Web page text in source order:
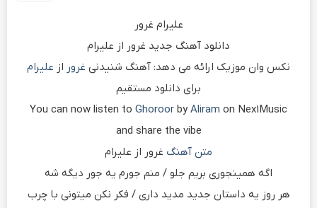
علیرام غرور
دانلود آهنگ جدید غرور از علیرام
نکس وان موزیک ارائه می دهد: آهنگ شنیدنی غرور از علیرام
برای دانلود مستقیم
You can now listen to Ghoroor byAliram on Nex1Music
and share the vibe
متن آهنگ غرور از علیرام
اگه همینجوری بریم جلو / منم جورم یه جور دیگه شه
هر روز یه داستان جدید مدید داری / فکر نکن میتونی با چرب